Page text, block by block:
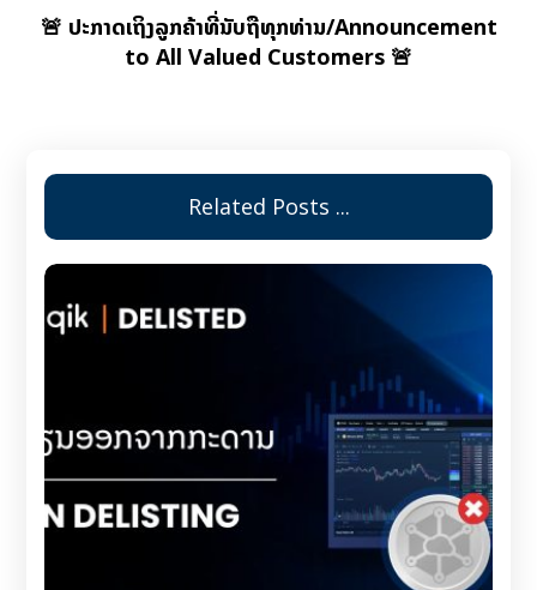
🚨 ປະກາດເຖິງລູກຄ້າທີ່ນັບຖືທຸກທ່ານ/Announcement
to All Valued Customers 🚨
Related Posts ...